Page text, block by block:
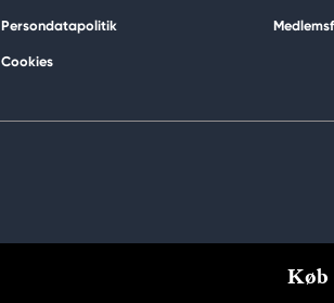
Persondatapolitik
Cookies
Køb